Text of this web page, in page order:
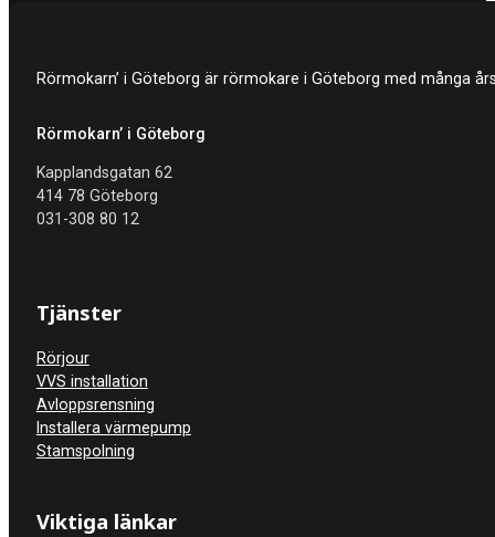
Rörmokarn’ i Göteborg är rörmokare i Göteborg med många
Rörmokarn’ i Göteborg
Kapplandsgatan 62
414 78 Göteborg
031-308 80 12
Tjänster
Rörjour
VVS installation
Avloppsrensning
Installera värmepump
Stamspolning
Viktiga länkar